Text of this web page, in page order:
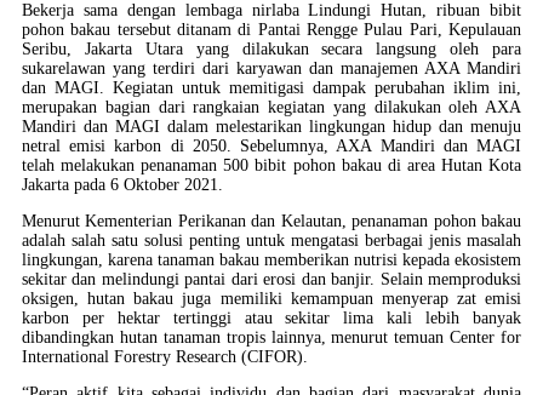
Bekerja sama dengan lembaga nirlaba Lindungi Hutan, ribuan bibit
pohon bakau tersebut ditanam di Pantai Rengge Pulau Pari, Kepulauan
Seribu, Jakarta Utara yang dilakukan secara langsung oleh para
sukarelawan yang terdiri dari karyawan dan manajemen AXA Mandiri
dan MAGI. Kegiatan untuk memitigasi dampak perubahan iklim ini,
merupakan bagian dari rangkaian kegiatan yang dilakukan oleh AXA
Mandiri dan MAGI dalam melestarikan lingkungan hidup dan menuju
netral emisi karbon di 2050. Sebelumnya, AXA Mandiri dan MAGI
telah melakukan penanaman 500 bibit pohon bakau di area Hutan Kota
Jakarta pada 6 Oktober 2021.
Menurut Kementerian Perikanan dan Kelautan, penanaman pohon bakau
adalah salah satu solusi penting untuk mengatasi berbagai jenis masalah
lingkungan, karena tanaman bakau memberikan nutrisi kepada ekosistem
sekitar dan melindungi pantai dari erosi dan banjir. Selain memproduksi
oksigen, hutan bakau juga memiliki kemampuan menyerap zat emisi
karbon per hektar tertinggi atau sekitar lima kali lebih banyak
dibandingkan hutan tanaman tropis lainnya, menurut temuan Center for
International Forestry Research (CIFOR).